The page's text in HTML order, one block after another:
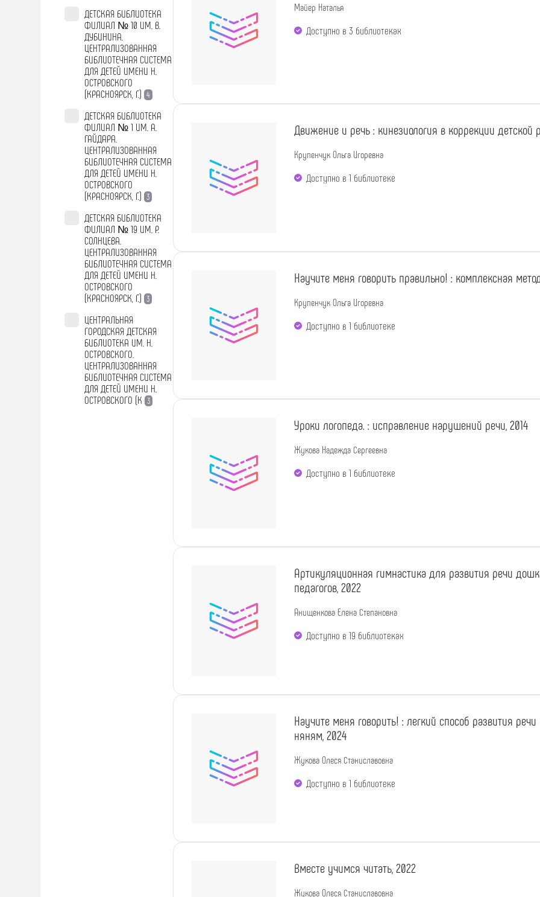
ДЕТСКАЯ БИБЛИОТЕКА
ФИЛИАЛ № 10 ИМ. В.
ДУБИНИНА.
ЦЕНТРАЛИЗОВАННАЯ
БИБЛИОТЕЧНАЯ СИСТЕМА
ДЛЯ ДЕТЕЙ ИМЕНИ Н.
ОСТРОВСКОГО
(КРАСНОЯРСК, Г.) 4
ДЕТСКАЯ БИБЛИОТЕКА
ФИЛИАЛ № 1 ИМ. А.
ГАЙДАРА.
ЦЕНТРАЛИЗОВАННАЯ
БИБЛИОТЕЧНАЯ СИСТЕМА
ДЛЯ ДЕТЕЙ ИМЕНИ Н.
ОСТРОВСКОГО
(КРАСНОЯРСК, Г.) 3
ДЕТСКАЯ БИБЛИОТЕКА
ФИЛИАЛ № 19 ИМ. Р.
СОЛНЦЕВА.
ЦЕНТРАЛИЗОВАННАЯ
БИБЛИОТЕЧНАЯ СИСТЕМА
ДЛЯ ДЕТЕЙ ИМЕНИ Н.
ОСТРОВСКОГО
(КРАСНОЯРСК, Г.) 3
ЦЕНТРАЛЬНАЯ
ГОРОДСКАЯ ДЕТСКАЯ
БИБЛИОТЕКА ИМ. Н.
ОСТРОВСКОГО.
ЦЕНТРАЛИЗОВАННАЯ
БИБЛИОТЕЧНАЯ СИСТЕМА
ДЛЯ ДЕТЕЙ ИМЕНИ Н.
ОСТРОВСКОГО (К 3
Майер Наталья
Доступно в 3 библиотеках
Движение и речь : кинезиология в коррекции детской
Крупенчук Ольга Игоревна
Доступно в 1 библиотекe
Научите меня говорить правильно! : комплексная
Крупенчук Ольга Игоревна
Доступно в 1 библиотекe
Уроки логопеда. : исправление нарушений речи, 2014
Жукова Надежда Сергеевна
Доступно в 1 библиотекe
Артикуляционная гимнастика для развития речи
педагогов, 2022
Анищенкова Елена Степановна
Доступно в 19 библиотеках
Научите меня говорить! : легкий способ развития
няням, 2024
Жукова Олеся Станиславовна
Доступно в 1 библиотекe
Вместе учимся читать, 2022
Жукова Олеся Станиславовна